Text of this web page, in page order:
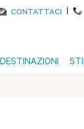
CONTATTACI |
DESTINAZIONI